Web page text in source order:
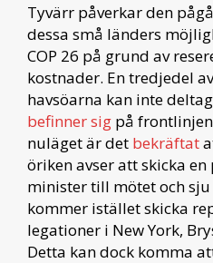
Tyvärr påverkar den
dessa små länders
COP 26 på grund av
kostnader. En tredjedel
havsöarna kan inte
befinner sig på
nuläget är det bekräftat
öriken avser att skicka
minister till mötet och sju
kommer istället skicka
legationer i New York,
Detta kan dock komma